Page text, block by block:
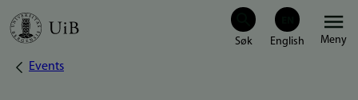
Hopp
Meny
Navigasjonssti
Events